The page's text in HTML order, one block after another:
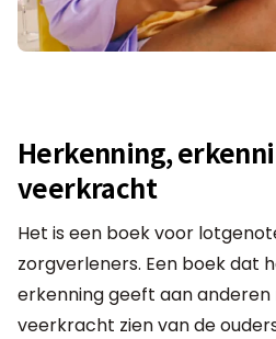
Herkenning,
veerkracht
Het is een boek voor
zorgverleners. Een boek dat
erkenning geeft aan
veerkracht zien van de